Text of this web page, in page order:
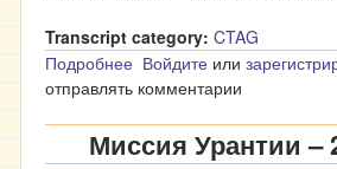
Transcript category: CTAG
Подробнее о Миссия Урантии - 23
Войдите или
отправлять комментарии
Миссия Урантии –